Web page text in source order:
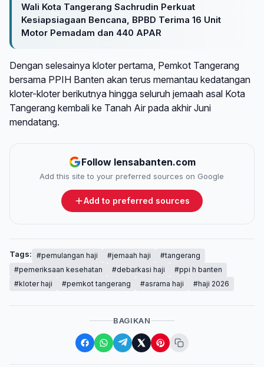
Wali Kota Tangerang Sachrudin Perkuat
Kesiapsiagaan Bencana, BPBD Terima 16 Unit
Motor Pemadam dan 440 APAR
Dengan selesainya kloter pertama, Pemkot Tangerang
bersama PPIH Banten akan terus memantau kedatangan
kloter-kloter berikutnya hingga seluruh jemaah asal Kota
Tangerang kembali ke Tanah Air pada akhir Juni
mendatang.
Follow lensabanten.com
Add this site to your preferred sources on Google
Add to preferred sources
Tags: #pemulangan haji #jemaah haji
#tangerang
#pemeriksaan kesehatan
#debarkasi haji
#ppi h banten
#kloter haji
#pemkot tangerang #asrama haji #haji 2026
BAGIKAN